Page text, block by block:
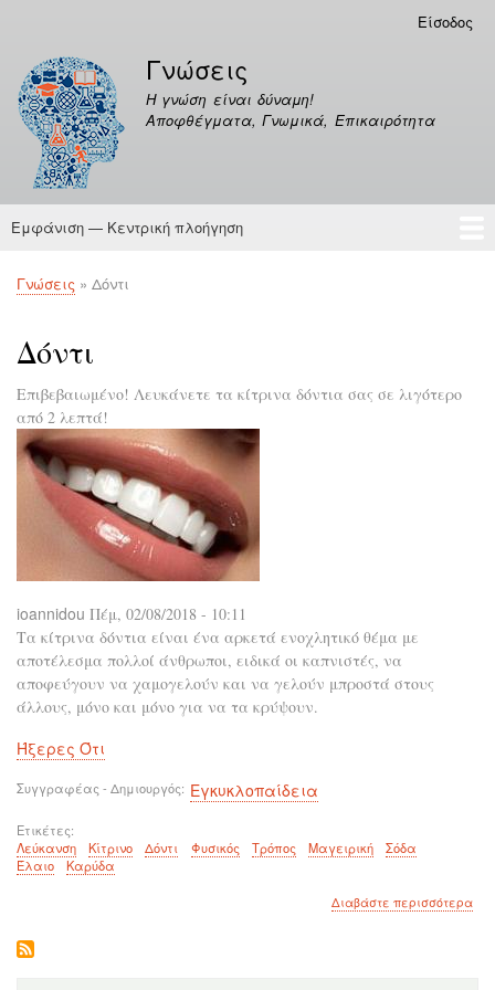
περιεχόμενο
λογαριασμού
χρήστη
Είσοδος
Γνώσεις
Η γνώση είναι δύναμη!
Αποφθέγματα, Γνωμικά, Επικαιρότητα
Κεντρική
Εμφάνιση — Κεντρική πλοήγηση
Γνώσεις
Αποφθέγματα
Breadcrumb
Γνώσεις Δόντι
Δόντι
Επιβεβαιωμένο! Λευκάνετε τα κίτρινα δόντια σας σε λιγότερο
από 2 λεπτά!
ioannidou Πέμ, 02/08/2018 - 10:11
Τα κίτρινα δόντια είναι ένα αρκετά ενοχλητικό θέμα με
αποτέλεσμα πολλοί άνθρωποι, ειδικά οι καπνιστές, να
αποφεύγουν να χαμογελούν και να γελούν μπροστά στους
άλλους, μόνο και μόνο για να τα κρύψουν.
Ήξερες Ότι
Συγγραφέας - Δημιουργός Εγκυκλοπαίδεια
Ετικέτες
Λεύκανση
Κίτρινο Δόντι Φυσικός Τρόπος Μαγειρική
Σόδα
Έλαιο
Καρύδα
Διαβάστε περισσότεραγια